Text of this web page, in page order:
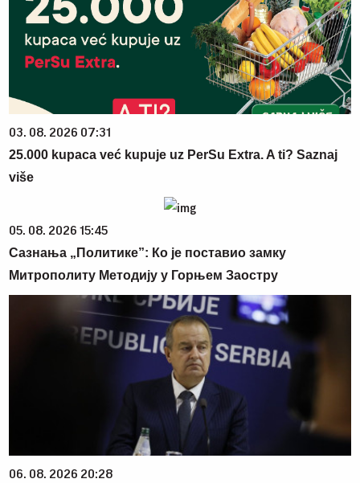
03. 08. 2026 07:31
25.000 kupaca već kupuje uz PerSu Extra. A ti? Saznaj
više
05. 08. 2026 15:45
Сазнања „Политике”: Ко је поставио замку
Митрополиту Методију у Горњем Заостру
06. 08. 2026 20:28